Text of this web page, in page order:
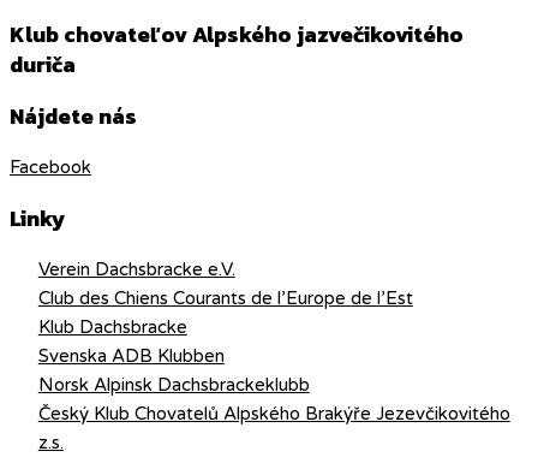
Klub chovateľov Alpského jazvečikovitého
duriča
Nájdete nás
Facebook
Linky
Verein Dachsbracke e.V.
Club des Chiens Courants de l’Europe de l’Est
Klub Dachsbracke
Svenska ADB Klubben
Norsk Alpinsk Dachsbrackeklubb
Český Klub Chovatelů Alpského Brakýře Jezevčikovitého
z.s.